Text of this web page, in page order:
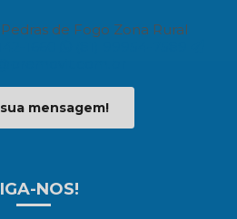
de Fogo Zona Rural
mensagem!
NOS!